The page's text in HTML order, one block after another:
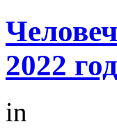
2022
in